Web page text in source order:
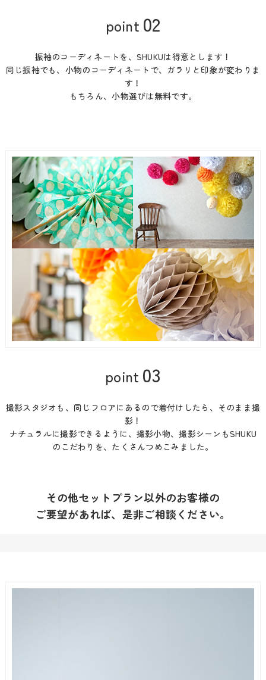
point 02
振袖のコーディネートを、SHUKUは得意とします！
同じ振袖でも、小物のコーディネートで、ガラリと印象が変わりま
す！
もちろん、小物選びは無料です。
point 03
撮影スタジオも、同じフロアにあるので着付けしたら、そのまま撮
影！
ナチュラルに撮影できるように、撮影小物、撮影シーンもSHUKU
のこだわりを、たくさんつめこみました。
その他セットプラン以外のお客様の
ご要望があれば、是非ご相談ください。